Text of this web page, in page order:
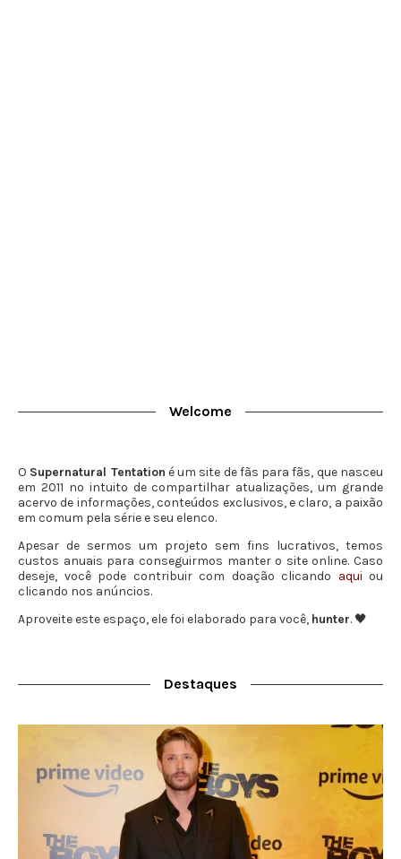
Welcome
O Supernatural Tentation é um site de fãs para fãs, que nasceu
em 2011 no intuito de compartilhar atualizações, um grande
acervo de informações, conteúdos exclusivos, e claro, a paixão
em comum pela série e seu elenco.
Apesar de sermos um projeto sem fins lucrativos, temos
custos anuais para conseguirmos manter o site online. Caso
deseje, você pode contribuir com doação clicando aqui ou
clicando nos anúncios.
Aproveite este espaço, ele foi elaborado para você, hunter. 🖤
Destaques